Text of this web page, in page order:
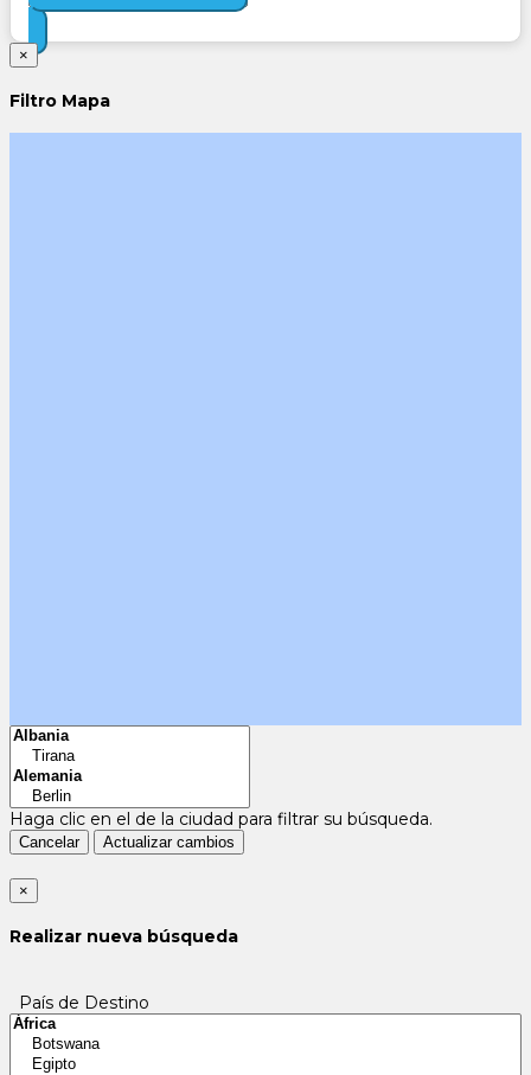
×
Filtro Mapa
Haga clic en el de la ciudad para filtrar su búsqueda.
Cancelar Actualizar cambios
×
Realizar nueva búsqueda
País de Destino